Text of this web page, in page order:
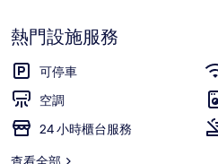
熱門設施服務
可停車
空調
24 小時櫃台服務